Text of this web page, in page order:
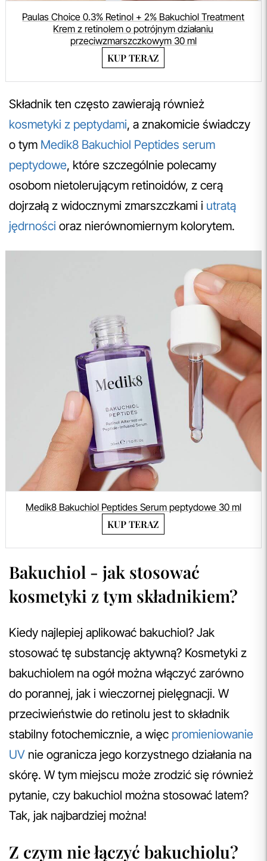
Paulas Choice 0.3% Retinol + 2% Bakuchiol Treatment
Krem z retinolem o potrójnym działaniu
przeciwzmarszczkowym 30 ml
KUP TERAZ
Składnik ten często zawierają również
kosmetyki z peptydami, a znakomicie świadczy
o tym Medik8 Bakuchiol Peptides serum
peptydowe, które szczególnie polecamy
osobom nietolerującym retinoidów, z cerą
dojrzałą z widocznymi zmarszczkami i utratą
jędrności oraz nierównomiernym kolorytem.
Medik8 Bakuchiol Peptides Serum peptydowe 30 ml
KUP TERAZ
Bakuchiol - jak stosować
kosmetyki z tym składnikiem?
Kiedy najlepiej aplikować bakuchiol? Jak
stosować tę substancję aktywną? Kosmetyki z
bakuchiolem na ogół można włączyć zarówno
do porannej, jak i wieczornej pielęgnacji. W
przeciwieństwie do retinolu jest to składnik
stabilny fotochemicznie, a więc promieniowanie
UV nie ogranicza jego korzystnego działania na
skórę. W tym miejscu może zrodzić się również
pytanie, czy bakuchiol można stosować latem?
Tak, jak najbardziej można!
Z czym nie łączyć bakuchiolu?